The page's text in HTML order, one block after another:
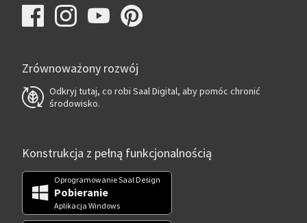
Zrównoważony rozwój
Odkryj tutaj, co robi Saal Digital, aby pomóc chronić
środowisko.
Konstrukcja z pełną funkcjonalnością
Oprogramowanie Saal Design
Pobieranie
Aplikacja Windows